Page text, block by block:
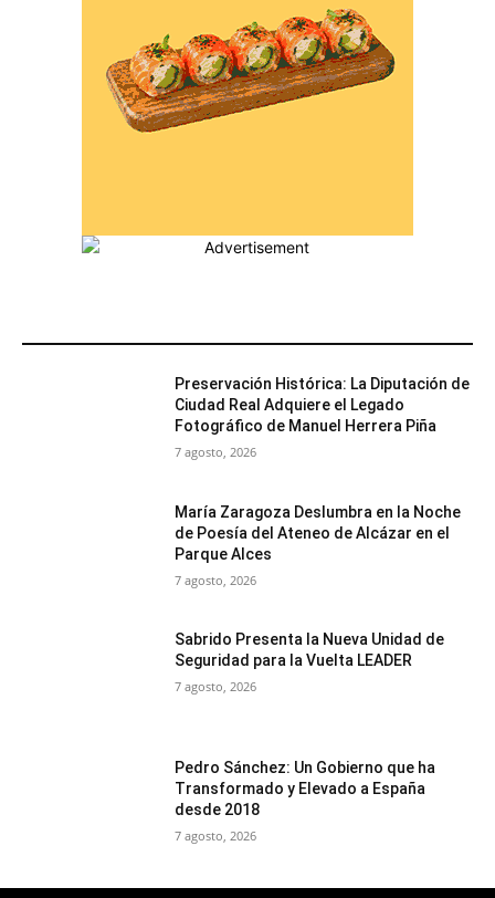
Preservación Histórica: La Diputación de
Ciudad Real Adquiere el Legado
Fotográfico de Manuel Herrera Piña
7 agosto, 2026
María Zaragoza Deslumbra en la Noche
de Poesía del Ateneo de Alcázar en el
Parque Alces
7 agosto, 2026
Sabrido Presenta la Nueva Unidad de
Seguridad para la Vuelta LEADER
7 agosto, 2026
Pedro Sánchez: Un Gobierno que ha
Transformado y Elevado a España
desde 2018
7 agosto, 2026